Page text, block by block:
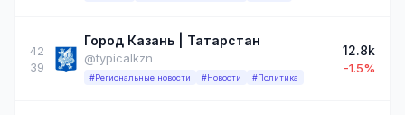
42
39
Город Казань | Татарстан
@typicalkzn
#Региональные новости #Новости #Политика
12.8k
-1.5%